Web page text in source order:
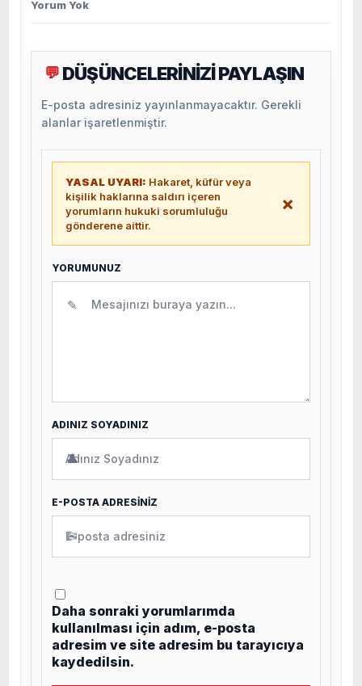
Yorum Yok
💬 DÜŞÜNCELERİNİZİ PAYLAŞIN
E-posta adresiniz yayınlanmayacaktır. Gerekli
alanlar işaretlenmiştir.
YASAL UYARI: Hakaret, küfür veya
kişilik haklarına saldırı içeren
yorumların hukuki sorumluluğu
gönderene aittir.
×
YORUMUNUZ
✎
ADINIZ SOYADINIZ
👤
E-POSTA ADRESİNİZ
✉
Daha sonraki yorumlarımda
kullanılması için adım, e-posta
adresim ve site adresim bu tarayıcıya
kaydedilsin.